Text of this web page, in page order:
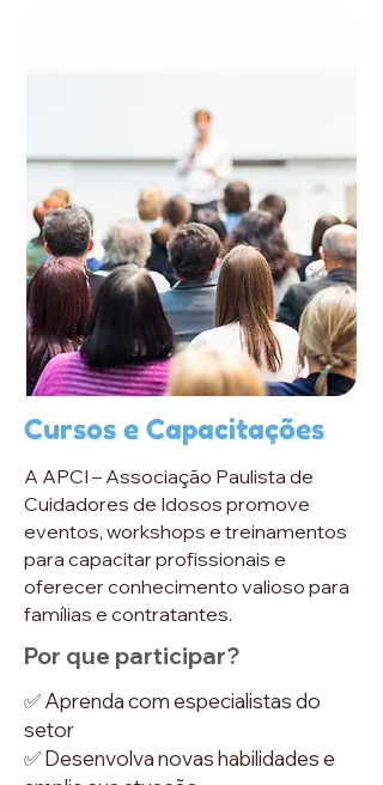
Cursos e Capacitações
A APCI – Associação Paulista de
Cuidadores de Idosos promove
eventos, workshops e treinamentos
para capacitar profissionais e
oferecer conhecimento valioso para
famílias e contratantes.
Por que participar?
✅ Aprenda com especialistas do
setor
✅ Desenvolva novas habilidades e